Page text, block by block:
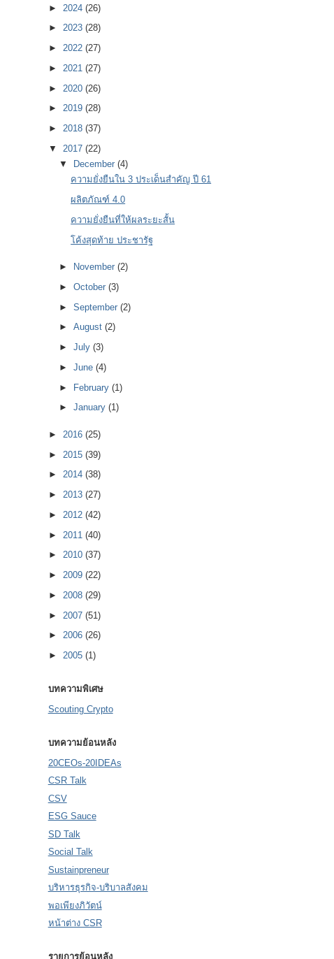
► 2024 (26)
► 2023 (28)
► 2022 (27)
► 2021 (27)
► 2020 (26)
► 2019 (28)
► 2018 (37)
▼ 2017 (22)
▼
December(4)
ความยั่งยืนใน 3 ประเด็นสำคัญ ปี 61
ผลิตภัณฑ์ 4.0
ความยั่งยืนที่ให้ผลระยะสั้น
โค้งสุดท้าย ประชารัฐ
► November(2)
►October(3)
►September(2)
►August(2)
►July(3)
►June(4)
► February(1)
►January(1)
► 2016 (25)
► 2015 (39)
► 2014 (38)
► 2013 (27)
► 2012 (42)
► 2011 (40)
► 2010 (37)
► 2009 (22)
► 2008 (29)
► 2007 (51)
► 2006 (26)
► 2005 (1)
บทความพิเศษ
Scouting Crypto
บทความย้อนหลัง
20CEOs-20IDEAs
CSR Talk
CSV
ESG Sauce
SD Talk
Social Talk
Sustainpreneur
บริหารธุรกิจ-บริบาลสังคม
พอเพียงภิวัตน์
หน้าต่าง CSR
รายการย้อนหลัง